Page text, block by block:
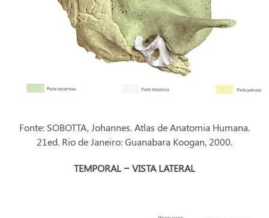
Fonte: SOBOTTA, Johannes. Atlas de Anatomia Humana.
21ed. Rio de Janeiro: Guanabara Koogan, 2000.
TEMPORAL – VISTA LATERAL